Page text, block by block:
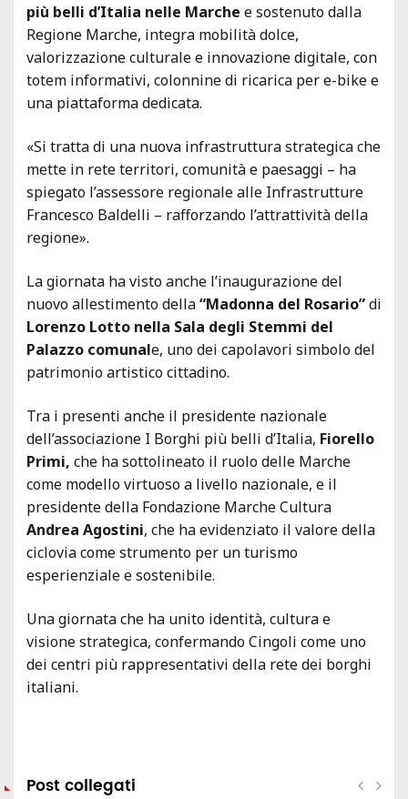
più belli d’Italia nelle Marche e sostenuto dalla
Regione Marche, integra mobilità dolce,
valorizzazione culturale e innovazione digitale, con
totem informativi, colonnine di ricarica per e-bike e
una piattaforma dedicata.
«Si tratta di una nuova infrastruttura strategica che
mette in rete territori, comunità e paesaggi – ha
spiegato l’assessore regionale alle Infrastrutture
Francesco Baldelli – rafforzando l’attrattività della
regione».
La giornata ha visto anche l’inaugurazione del
nuovo allestimento della“Madonna del Rosario”di
Lorenzo Lotto nella Sala degli Stemmi del
Palazzo comunale, uno dei capolavori simbolo del
patrimonio artistico cittadino.
Tra i presenti anche il presidente nazionale
dell’associazione I Borghi più belli d’Italia, Fiorello
Primi, che ha sottolineato il ruolo delle Marche
come modello virtuoso a livello nazionale, e il
presidente della Fondazione Marche Cultura
Andrea Agostini, che ha evidenziato il valore della
ciclovia come strumento per un turismo
esperienziale e sostenibile.
Una giornata che ha unito identità, cultura e
visione strategica, confermando Cingoli come uno
dei centri più rappresentativi della rete dei borghi
italiani.
Post collegati